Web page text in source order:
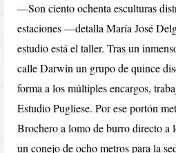
—Son ciento ochenta esculturas
estaciones —detalla María José
estudio está el taller. Tras un
calle Darwin un grupo de quince
forma a los múltiples encargos,
Estudio Pugliese. Por ese portón
Brochero a lomo de burro directo a
un conejo de ocho metros para la